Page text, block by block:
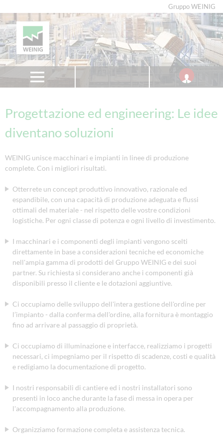
Gruppo WEINIG
Progettazione ed engineering: Le idee
diventano soluzioni
WEINIG unisce macchinari e impianti in linee di produzione
complete. Con i migliori risultati.
Otterrete un concept produttivo innovativo, razionale ed
espandibile, con una capacità di produzione adeguata e flussi
ottimali del materiale - nel rispetto delle vostre condizioni
logistiche. Per ogni classe di potenza e ogni livello di investimento.
I macchinari e i componenti degli impianti vengono scelti
direttamente in base a considerazioni tecniche ed economiche
nell'ampia gamma di prodotti del Gruppo WEINIG e dei suoi
partner. Su richiesta si considerano anche i componenti già
disponibili presso il cliente e le dotazioni aggiuntive.
Ci occupiamo delle sviluppo dell'intera gestione dell'ordine per
l’impianto - dalla conferma dell'ordine, alla fornitura è montaggio
fino ad arrivare al passaggio di proprietà.
Ci occupiamo di illuminazione e interfacce, realizziamo i progetti
necessari, ci impegniamo per il rispetto di scadenze, costi e qualità
e redigiamo la documentazione di progetto.
I nostri responsabili di cantiere ed i nostri installatori sono
presenti in loco anche durante la fase di messa in opera per
l'accompagnamento alla produzione.
Organizziamo formazione completa e assistenza tecnica.